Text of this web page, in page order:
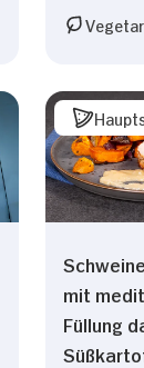
mit
Füllung